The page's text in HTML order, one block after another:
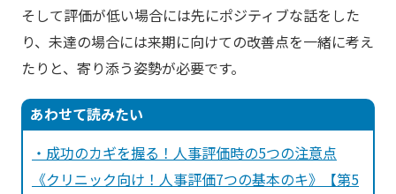
そして評価が低い場合には先にポジティブな話をした
り、未達の場合には来期に向けての改善点を一緒に考え
たりと、寄り添う姿勢が必要です。
あわせて読みたい
・成功のカギを握る！人事評価時の5つの注意点
《クリニック向け！人事評価7つの基本のキ》【第5